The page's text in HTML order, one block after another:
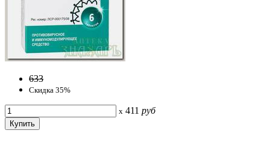
633
Скидка 35%
x 411 руб